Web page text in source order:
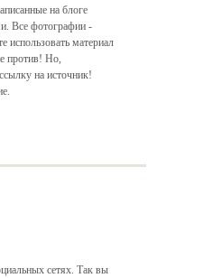
на блоге
Все фотографии -
использовать материал
против! Но,
на источник!
сетях. Так вы